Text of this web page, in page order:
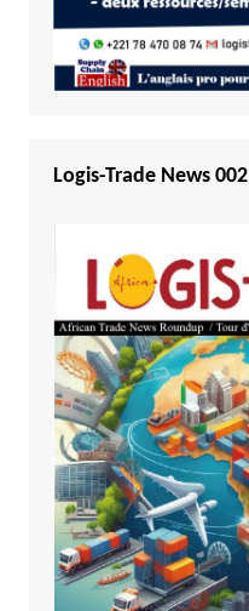
Logis-Trade News 002